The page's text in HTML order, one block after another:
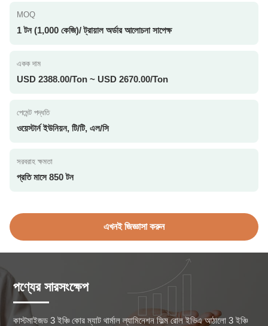
MOQ
1 টন (1,000 কেজি)/ ট্রায়াল অর্ডার আলোচনা সাপেক্ষ
একক দাম
USD 2388.00/Ton ~ USD 2670.00/Ton
পেমেন্ট পদ্ধতি
ওয়েস্টার্ন ইউনিয়ন, টি/টি, এল/সি
সরবরাহ ক্ষমতা
প্রতি মাসে 850 টন
এখনই জিজ্ঞাসা করুন
পণ্যের সারসংক্ষেপ
কাস্টমাইজড 3 ইঞ্চি কোর ম্যাট থার্মাল ল্যামিনেশন ফিল্ম রোল ইভিএ আঠালো 3 ইঞ্চি